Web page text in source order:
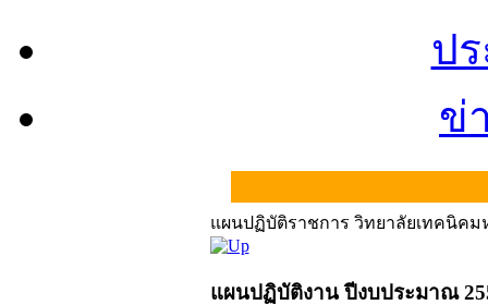
ป
ข่
แผนปฏิบัติราชการ วิทยาลัยเทคนิคม
แผนปฏิบัติงาน ปีงบประมาณ